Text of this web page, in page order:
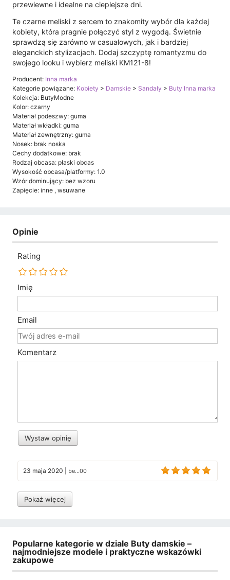
przewiewne i idealne na cieplejsze dni.
Te czarne meliski z sercem to znakomity wybór dla każdej
kobiety, która pragnie połączyć styl z wygodą. Świetnie
sprawdzą się zarówno w casualowych, jak i bardziej
eleganckich stylizacjach. Dodaj szczyptę romantyzmu do
swojego looku i wybierz meliski KM121-8!
Producent: Inna marka
Kategorie powiązane: Kobiety > Damskie > Sandały > Buty Inna marka
Kolekcja: ButyModne
Kolor: czarny
Materiał podeszwy: guma
Materiał wkładki: guma
Materiał zewnętrzny: guma
Nosek: brak noska
Cechy dodatkowe: brak
Rodzaj obcasa: płaski obcas
Wysokość obcasa/platformy: 1.0
Wzór dominujący: bez wzoru
Zapięcie: inne , wsuwane
Opinie
Rating
Imię
Email
Komentarz
Wystaw opinię
23 maja 2020 be...00
Pokaż więcej
Popularne kategorie w dziale Buty damskie –
najmodniejsze modele i praktyczne wskazówki
zakupowe